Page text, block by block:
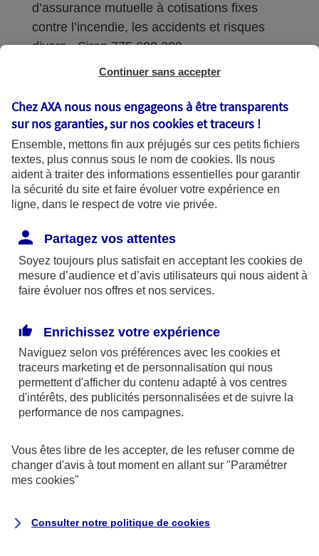
d’assurance mutuelle à cotisations fixes
contre l’incendie, les accidents et risques
divers - Siren 775 699 309
Sièges sociaux : 313 Terrasses de l’Arche –
Coordonnées de l'Autorité de contrôle
prudentiel et de résolution (ACPR) : - 4
Place de Budapest - CS 92459 - 75436
Paris Cedex 09. Le détail des procédures de
recours et de réclamation et les
disponibles sur le site axa.fr.
AXA France IARD et AXA France Vie sont
mandataires exclusifs en opérations de
246 et n°13 005 764 (consultable
surwww.orias.fr)
AXA Assistance France Assurances,
S.A au capital de 51 429 430,40 €,
Siège social :
8-10, rue Paul Vaillant Couturier
Continuer sans accepter
Chez AXA nous nous engageons à être transparents
sur nos garanties, sur noscookies et traceurs !
Ensemble, mettons fin aux préjugés sur ces petits fichiers
textes, plus connus sous le nom de cookies. Ils nous
aident à traiter des informations essentielles pour garantir
la sécurité du site et faire évoluer votre expérience en
ligne, dans le respect de votre vie privée.
Partagez vos attentes
Soyez toujours plus satisfait en acceptant les cookies de
mesure d’audience et d’avis utilisateurs qui nous aident à
faire évoluer nos offres et nos services.
Enrichissez votre expérience
Naviguez selon vos préférences avec les cookies et
traceurs marketing et de personnalisation qui nous
permettent d'afficher du contenu adapté à vos centres
d'intérêts, des publicités personnalisées et de suivre la
performance de nos campagnes.
Vous êtes libre de les accepter, de les refuser comme de
changer d'avis à tout moment en allant sur "Paramétrer
mes cookies"
Consulter notre politique de cookies